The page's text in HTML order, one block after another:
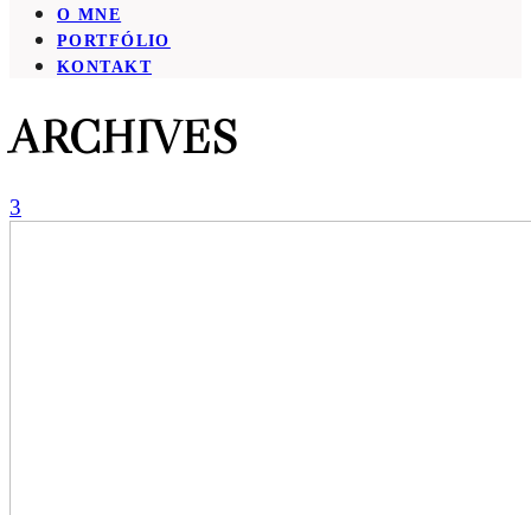
O MNE
PORTFÓLIO
KONTAKT
ARCHIVES
3